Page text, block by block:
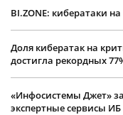
BI.ZONE: кибератаки
Доля кибератак на
достигла рекордных
«Инфосистемы Джет»
экспертные сервисы ИБ